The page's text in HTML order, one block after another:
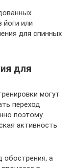
йоги или
для спинных
для
могут
переход
поэтому
активность
обострения, а